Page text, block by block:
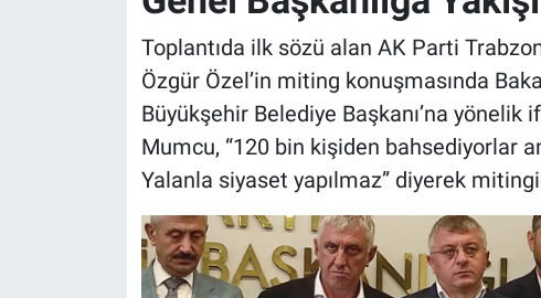
Toplantıda ilk sözü alan AK Parti
Özgür Özel’in miting konuşmasında
Büyükşehir Belediye Başkanı’na
Mumcu, “120 bin kişiden bahsediyorlar
Yalanla siyaset yapılmaz” diyerek